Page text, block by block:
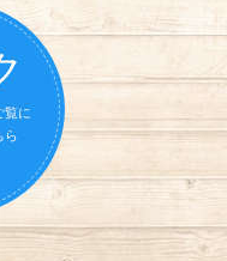
覧に
ら